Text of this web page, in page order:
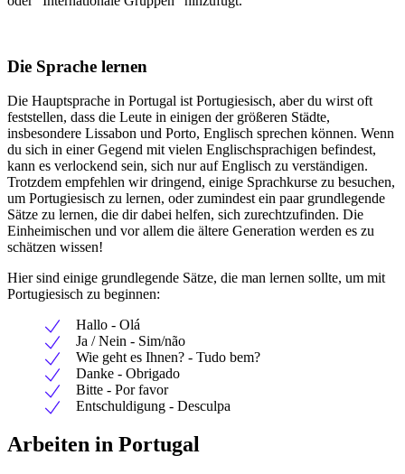
Die Sprache lernen
Die Hauptsprache in Portugal ist Portugiesisch, aber du wirst oft
feststellen, dass die Leute in einigen der größeren Städte,
insbesondere Lissabon und Porto, Englisch sprechen können. Wenn
du sich in einer Gegend mit vielen Englischsprachigen befindest,
kann es verlockend sein, sich nur auf Englisch zu verständigen.
Trotzdem empfehlen wir dringend, einige Sprachkurse zu besuchen,
um Portugiesisch zu lernen, oder zumindest ein paar grundlegende
Sätze zu lernen, die dir dabei helfen, sich zurechtzufinden. Die
Einheimischen und vor allem die ältere Generation werden es zu
schätzen wissen!
Hier sind einige grundlegende Sätze, die man lernen sollte, um mit
Portugiesisch zu beginnen:
Hallo - Olá
Ja / Nein - Sim/não
Wie geht es Ihnen? - Tudo bem?
Danke - Obrigado
Bitte - Por favor
Entschuldigung - Desculpa
Arbeiten in Portugal